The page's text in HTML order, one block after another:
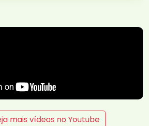
mais vídeos no Youtube